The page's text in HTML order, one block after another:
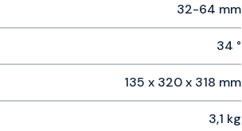
32-64 mm
34 °
135 x 320 x 318 mm
3,1 kg